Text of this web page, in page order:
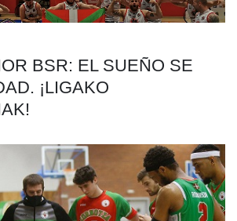
BSR: EL SUEÑO SE
¡LIGAKO